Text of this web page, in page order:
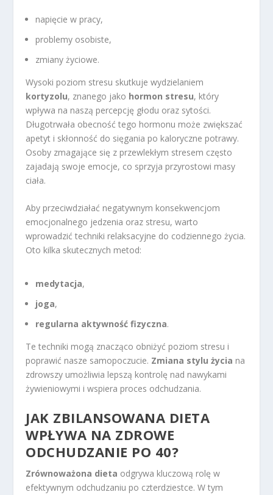
napięcie w pracy,
problemy osobiste,
zmiany życiowe.
Wysoki poziom stresu skutkuje wydzielaniem
kortyzolu, znanego jako hormon stresu, który
wpływa na naszą percepcję głodu oraz sytości.
Długotrwała obecność tego hormonu może zwiększać
apetyt i skłonność do sięgania po kaloryczne potrawy.
Osoby zmagające się z przewlekłym stresem często
zajadają swoje emocje, co sprzyja przyrostowi masy
ciała.
Aby przeciwdziałać negatywnym konsekwencjom
emocjonalnego jedzenia oraz stresu, warto
wprowadzić techniki relaksacyjne do codziennego życia.
Oto kilka skutecznych metod:
medytacja,
joga,
regularna aktywność fizyczna.
Te techniki mogą znacząco obniżyć poziom stresu i
poprawić nasze samopoczucie. Zmiana stylu życia na
zdrowszy umożliwia lepszą kontrolę nad nawykami
żywieniowymi i wspiera proces odchudzania.
JAK ZBILANSOWANA DIETA
WPŁYWA NA ZDROWE
ODCHUDZANIE PO 40?
Zrównoważona dieta odgrywa kluczową rolę w
efektywnym odchudzaniu po czterdziestce. W tym